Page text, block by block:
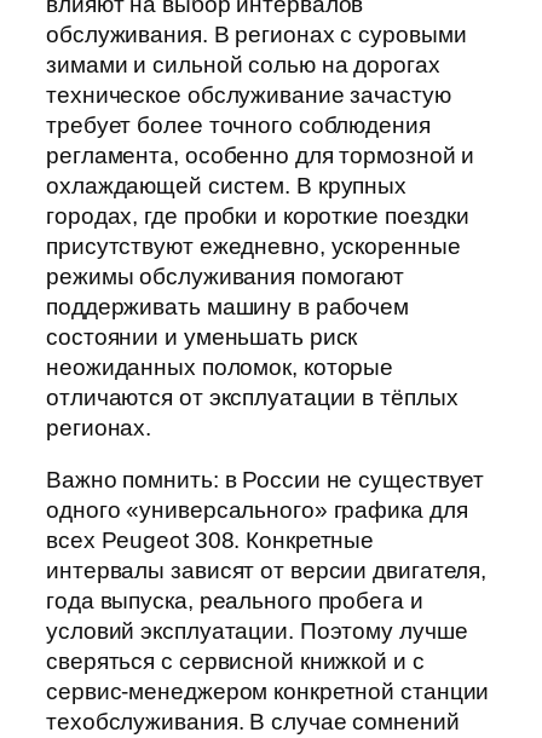
обслуживания. В регионах с суровыми
зимами и сильной солью на дорогах
техническое обслуживание зачастую
требует более точного соблюдения
регламента, особенно для тормозной и
охлаждающей систем. В крупных
городах, где пробки и короткие поездки
присутствуют ежедневно, ускоренные
режимы обслуживания помогают
поддерживать машину в рабочем
состоянии и уменьшать риск
неожиданных поломок, которые
отличаются от эксплуатации в тёплых
регионах.
Важно помнить: в России не существует
одного «универсального» графика для
всех Peugeot 308. Конкретные
интервалы зависят от версии двигателя,
года выпуска, реального пробега и
условий эксплуатации. Поэтому лучше
сверяться с сервисной книжкой и с
сервис-менеджером конкретной станции
техобслуживания. В случае сомнений